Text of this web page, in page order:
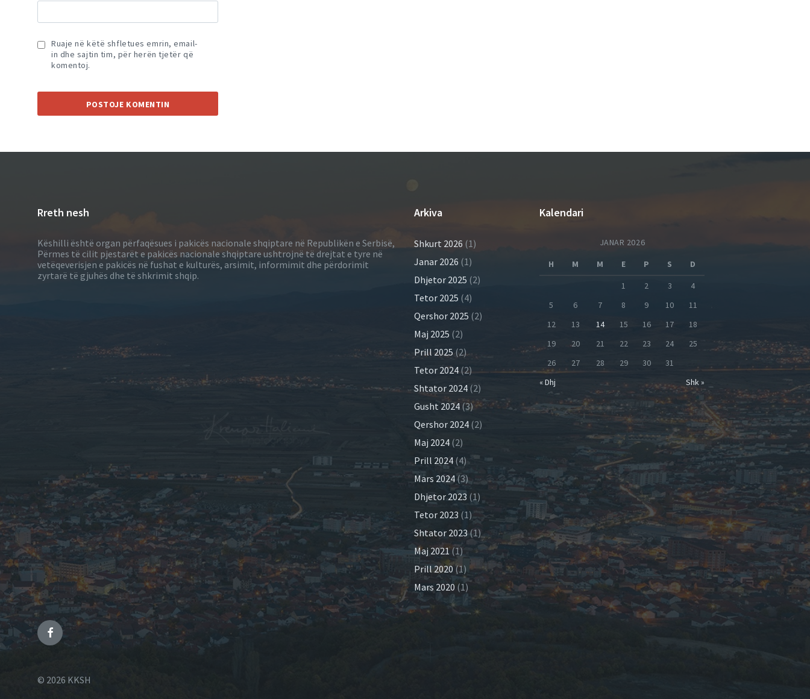
Ruaje në këtë shfletues emrin, email-
in dhe sajtin tim, për herën tjetër që
komentoj.
Rreth nesh
Këshilli është organ përfaqësues i pakicës nacionale shqiptare në Republikën e Serbisë,
Përmes të cilit pjestarët e pakicës nacionale shqiptare ushtrojnë të drejtat e tyre në
vetëqeverisjen e pakicës në fushat e kulturës, arsimit, informimit dhe përdorimit
zyrtarë të gjuhës dhe të shkrimit shqip.
Arkiva
Shkurt 2026 (1)
Janar 2026 (1)
Dhjetor 2025 (2)
Tetor 2025 (4)
Qershor 2025 (2)
Maj 2025 (2)
Prill 2025(2)
Tetor 2024 (2)
Shtator 2024 (2)
Gusht 2024 (3)
Qershor 2024 (2)
Maj 2024 (2)
Prill 2024 (4)
Mars 2024(3)
Dhjetor 2023 (1)
Tetor 2023 (1)
Shtator 2023(1)
Maj 2021(1)
Prill 2020(1)
Mars 2020 (1)
Kalendari
JANAR 2026
H
M M E P S D
« Dhj Shk »
1 2 3
4
5
6 7 8 9 10
11
12
13 14 15 16 17
18
19
20 21 22 23 24
25
26
27 28 29 30 31
© 2026 KKSH